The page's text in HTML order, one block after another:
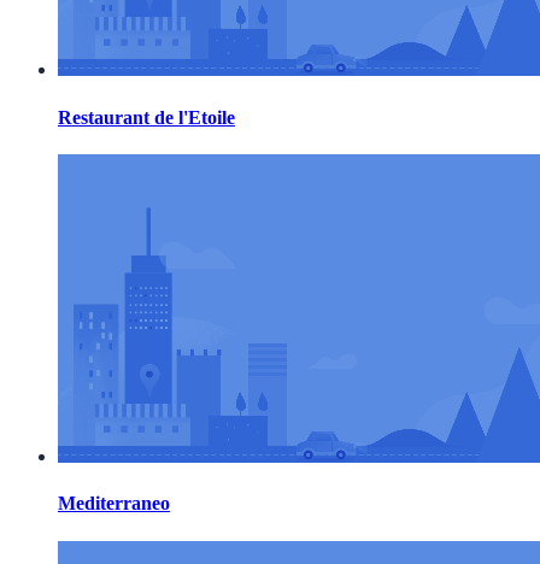
Restaurant de l'Etoile
Mediterraneo